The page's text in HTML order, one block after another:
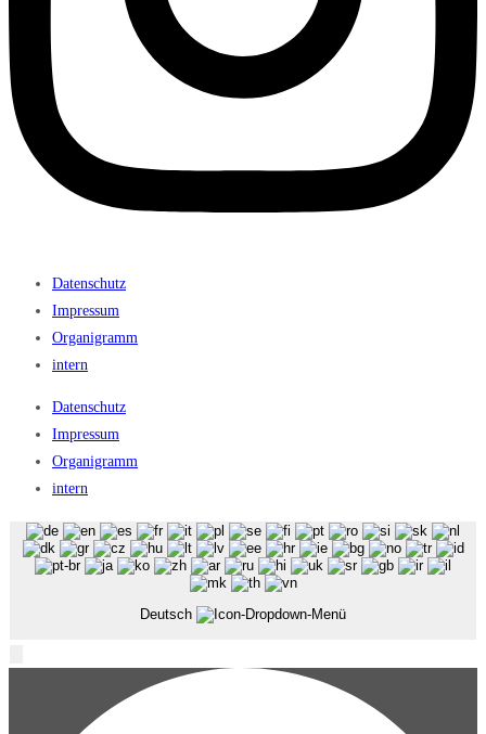
Datenschutz
Impressum
Organigramm
intern
Datenschutz
Impressum
Organigramm
intern
Deutsch